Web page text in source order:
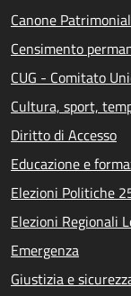
Canone
Censimento
CUG - Comitato
Cultura, sport,
Diritto di Accesso
Educazione e
Elezioni Politiche
Elezioni Regionali
Emergenza
Giustizia e